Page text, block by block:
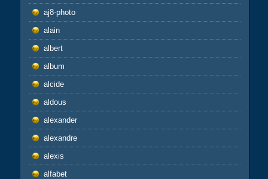
aj8-photo
alain
albert
album
alcide
aldous
alexander
alexandre
alexis
alfabet